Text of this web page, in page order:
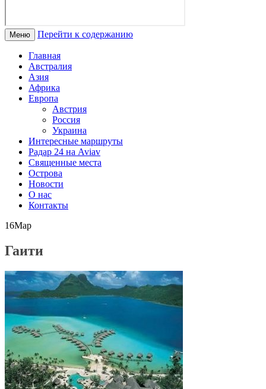
Меню Перейти к содержанию
Главная
Австралия
Азия
Африка
Европа
Австрия
Россия
Украина
Интересные маршруты
Радар 24 на Aviav
Священные места
Острова
Новости
О нас
Контакты
16Мар
Гаити